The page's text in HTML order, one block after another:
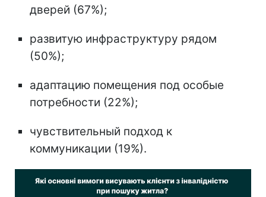
дверей (67%);
развитую инфраструктуру рядом
(50%);
адаптацию помещения под особые
потребности (22%);
чувствительный подход к
коммуникации (19%).